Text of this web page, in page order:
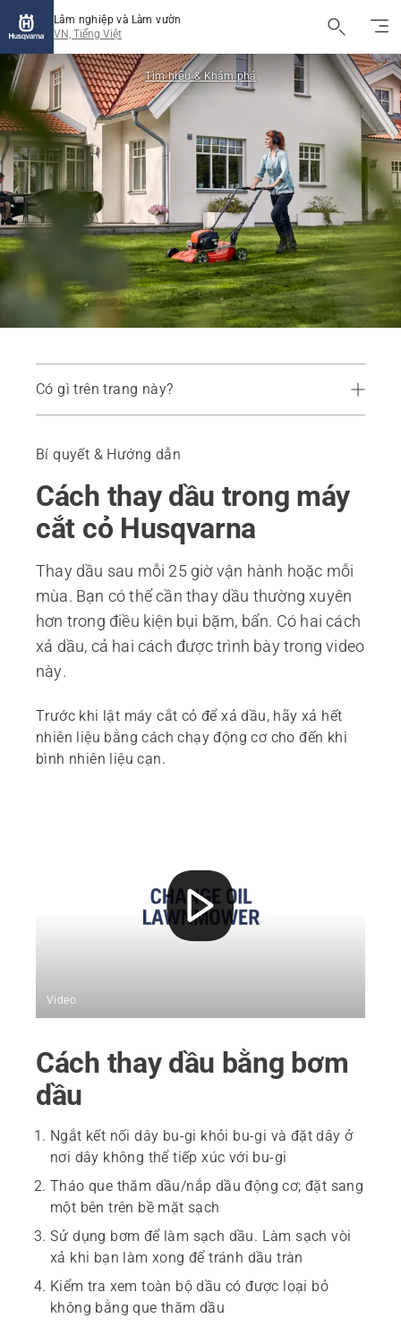
Lâm nghiệp và Làm vườn
VN, Tiếng Việt
Tìm hiểu & Khám phá
Có gì trên trang này?
Sản phẩm được đề xuất
Bí quyết & Hướng dẫn
Cách thay dầu trong máy
cắt cỏ Husqvarna
Thay dầu sau mỗi 25 giờ vận hành hoặc mỗi
mùa. Bạn có thể cần thay dầu thường xuyên
hơn trong điều kiện bụi bặm, bẩn. Có hai cách
xả dầu, cả hai cách được trình bày trong video
này.
Trước khi lật máy cắt cỏ để xả dầu, hãy xả hết
nhiên liệu bằng cách chạy động cơ cho đến khi
bình nhiên liệu cạn.
Video
Cách thay dầu bằng bơm
dầu
Ngắt kết nối dây bu-gi khỏi bu-gi và đặt dây ở
nơi dây không thể tiếp xúc với bu-gi
Tháo que thăm dầu/nắp dầu động cơ; đặt sang
một bên trên bề mặt sạch
Sử dụng bơm để làm sạch dầu. Làm sạch vòi
xả khi bạn làm xong để tránh dầu tràn
Kiểm tra xem toàn bộ dầu có được loại bỏ
không bằng que thăm dầu